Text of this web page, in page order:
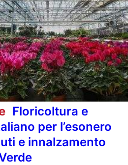
Floricoltura e
per l’esonero
e innalzamento